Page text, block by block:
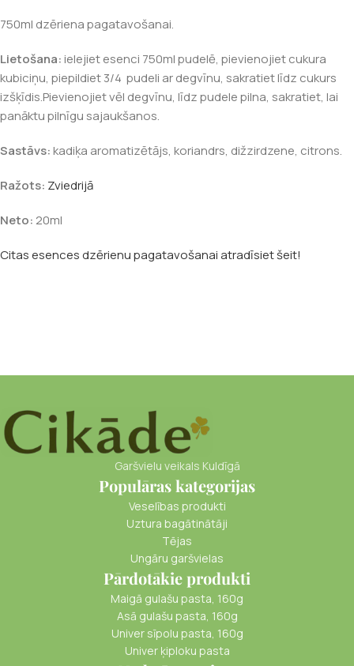
750ml dzēriena pagatavošanai.
Lietošana:ielejiet esenci 750ml pudelē, pievienojiet cukura
kubiciņu, piepildiet 3/4 pudeli ar degvīnu, sakratiet līdz cukurs
izšķīdis.Pievienojiet vēl degvīnu, līdz pudele pilna, sakratiet, lai
panāktu pilnīgu sajaukšanos.
Sastāvs:kadiķa aromatizētājs, koriandrs, dižzirdzene, citrons.
Ražots: Zviedrijā
Neto: 20ml
Citas esences dzērienu pagatavošanai atradīsiet šeit!
Garšvielu veikals Kuldīgā
Populāras kategorijas
Veselības produkti
Uztura bagātinātāji
Tējas
Ungāru garšvielas
Pārdotākie produkti
Maigā gulašu pasta, 160g
Asā gulašu pasta, 160g
Univer sīpolu pasta, 160g
Univer ķiploku pasta